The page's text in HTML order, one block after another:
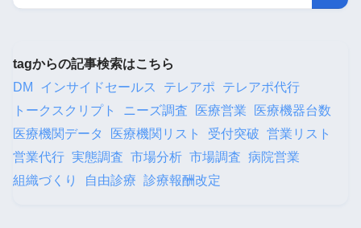
tagからの記事検索はこちら
DM
インサイドセールス テレアポ
テレアポ代行
トークスクリプト
ニーズ調査 医療営業
医療機器台数
医療機関データ
医療機関リスト 受付突破 営業リスト
営業代行 実態調査 市場分析 市場調査 病院営業
組織づくり
自由診療 診療報酬改定